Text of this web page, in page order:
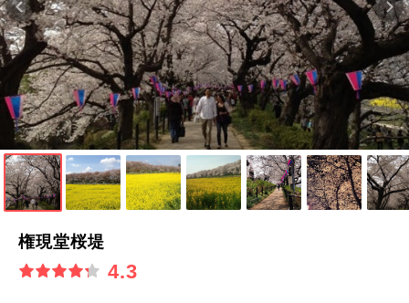
権現堂桜堤
4.3